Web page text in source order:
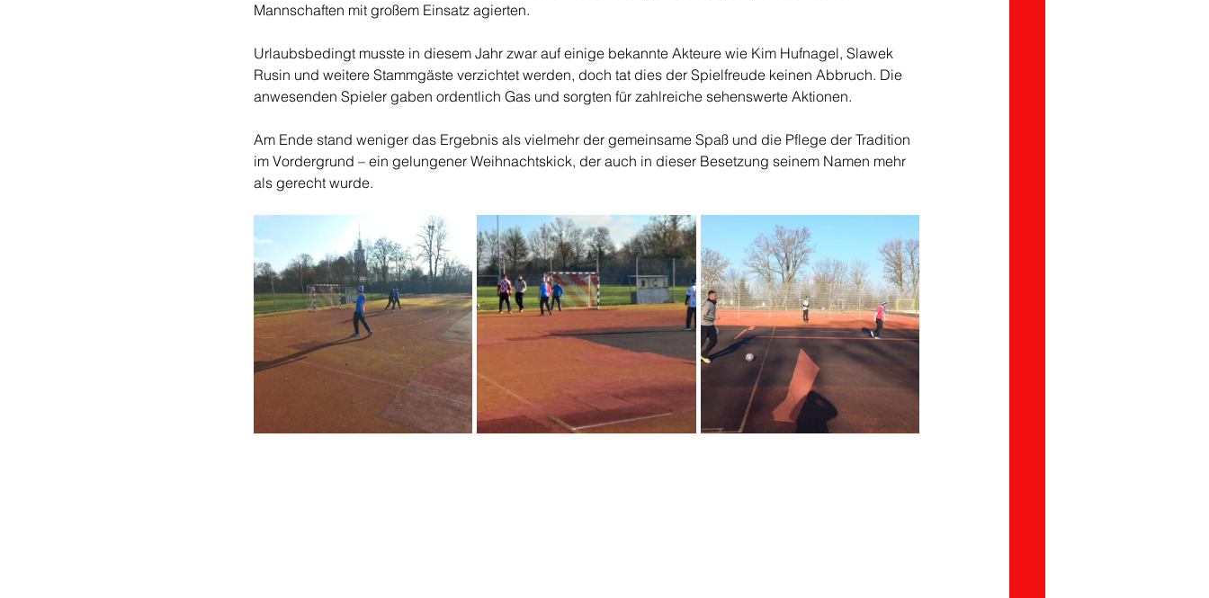
Mannschaften mit großem Einsatz agierten.
Urlaubsbedingt musste in diesem Jahr zwar auf einige bekannte Akteure wie Kim Hufnagel, Slawek
Rusin und weitere Stammgäste verzichtet werden, doch tat dies der Spielfreude keinen Abbruch. Die
anwesenden Spieler gaben ordentlich Gas und sorgten für zahlreiche sehenswerte Aktionen.
Am Ende stand weniger das Ergebnis als vielmehr der gemeinsame Spaß und die Pflege der Tradition
im Vordergrund – ein gelungener Weihnachtskick, der auch in dieser Besetzung seinem Namen mehr
als gerecht wurde.